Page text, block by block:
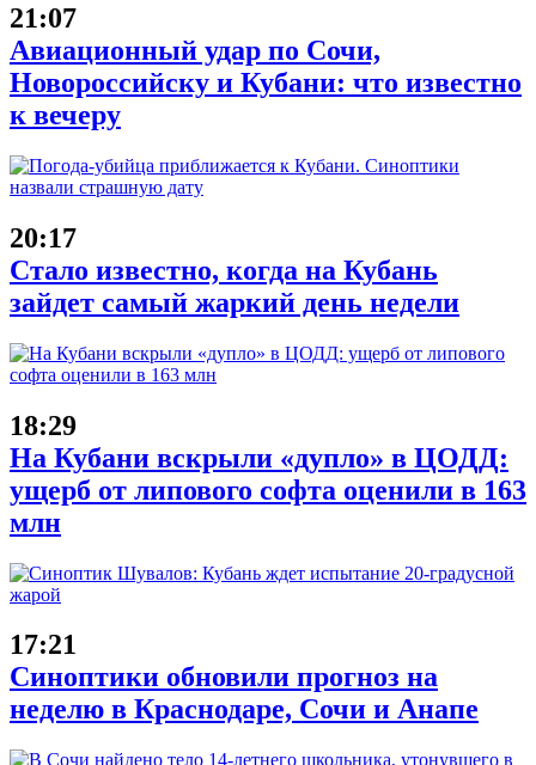
21:07
Авиационный удар по Сочи,
Новороссийску и Кубани: что известно
к вечеру
20:17
Стало известно, когда на Кубань
зайдет самый жаркий день недели
18:29
На Кубани вскрыли «дупло» в ЦОДД:
ущерб от липового софта оценили в 163
млн
17:21
Синоптики обновили прогноз на
неделю в Краснодаре, Сочи и Анапе